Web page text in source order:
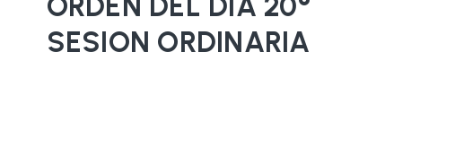
SESION ORDINARIA